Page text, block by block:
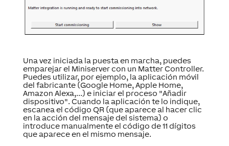
Una vez iniciada la puesta en marcha, puedes
emparejar el Miniserver con un Matter Controller.
Puedes utilizar, por ejemplo, la aplicación móvil
del fabricante (Google Home, Apple Home,
Amazon Alexa,...) e iniciar el proceso "Añadir
dispositivo". Cuando la aplicación te lo indique,
escanea el código QR (que aparece al hacer clic
en la acción del mensaje del sistema) o
introduce manualmente el código de 11 dígitos
que aparece en el mismo mensaje.